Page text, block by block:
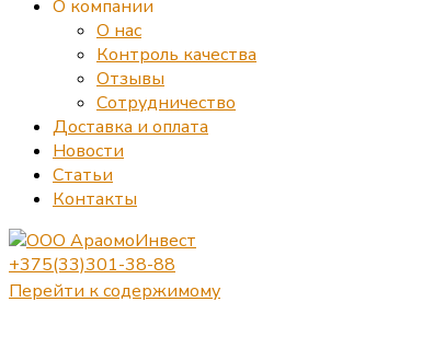
О компании
О нас
Контроль качества
Отзывы
Сотрудничество
Доставка и оплата
Новости
Статьи
Контакты
+375(33)301-38-88
Перейти к содержимому